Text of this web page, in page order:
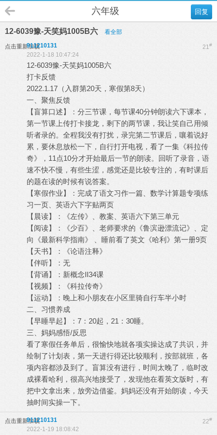
回复
六年级
12-6039豫-天笑妈1005B六 看全部
点击重新加载 21#
911210131
2022-1-18 10:47:24
12-6039豫-天笑妈1005B六
打卡反馈
2022.1.17（入群第20天，寒假第8天）
一、聚焦反馈
【盲算口述】：分三节课，每节课40分钟朗读六下课本，
第一节课上传打卡接龙，剩下的两节课，我让笑自己用倾
听者录的。全程我没有打扰，录完第二节课后，嚷着说好
累，要休息放松一下，自行打开电视，看了一集《科拉传
奇》，11点10分才开始最后一节的朗读。回听了录音，语
速不快不慢，有些生涩，感觉还是比较专注的，有时课后
的题在读的时候有说答案。
【寒假作业】：完成了语文习作一篇、数学计算题专项练
习一页、英语六下字贴两页
【晨读】：《左传》、教案、英语六下第三单元
【阅读】：《少百》、老师要求的《鲁滨逊漂流记》、定
向《最新科学指南》 、睡前看了英文《哈利》第一册9页
【天书】：《论语注释》
【伴听】：无
【背诵】：新概念II34课
【视频】：《科拉传奇》
【运动】：晚上和小朋友在小区里骑自行车半小时
二、习惯养成
【早睡早起】：7：20起，21：30睡。
三、妈妈感悟/反思
看了寒假任务单后，很愉快地就各项实操达成了共识，并
绘制了计划表，第一天进行得还比较顺利，按部就班，各
项内容都涉及到了。盲算没有进行，时间太晚了，临时改
成裸看哈利，很高兴地接受了，发现他在看英文版时，有
把中文拿出来，放旁边借鉴。妈妈还没有开始朗读，今天
抽时间实操一下。
点击重新加载 22#
911210131
2022-1-19 18:08:42